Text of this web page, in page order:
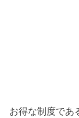
お得な制度であ